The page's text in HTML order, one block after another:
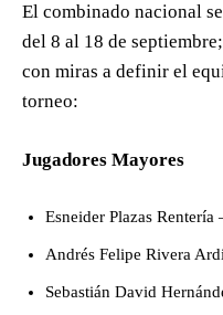
El combinado nacional
del 8 al 18 de
con miras a definir el
torneo:
Jugadores Mayores
Esneider Plazas Rentería
Andrés Felipe Rivera
Sebastián David